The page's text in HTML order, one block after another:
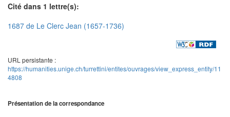
Cité dans 1 lettre(s):
1687 de Le Clerc Jean (1657-1736)
URL persistante :
https://humanities.unige.ch/turrettini/entites/ouvrages/view_express_entity/11
4808
Présentation de la correspondance